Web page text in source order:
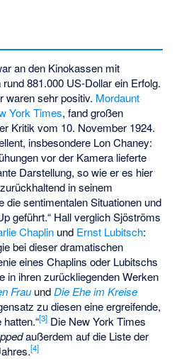
an den Kinokassen mit
881.000 US-Dollar ein Erfolg.
waren sehr positiv. Mordaunt
York Times, fand großen
Kritik vom 10. November 1924.
insbesondere Lon Chaney:
vor der Kamera lieferte
Darstellung, so wie er es hier
in seinem
die sentimentalen Situationen und
geführt.“ Hall verglich Sjöströms
Chaplin und Ernst Lubitsch:
bei dieser dramatischen
eines Chaplins oder Lubitschs
in ihren zurückliegenden Werken
FrauundDie Ehe im Kreise
zu diesen eine ergreifende,
[3] Die New York Times
außerdem auf die Liste der
[4]